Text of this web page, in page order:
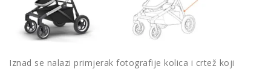
Iznad se nalazi primjerak fotografije kolica i crtež koji